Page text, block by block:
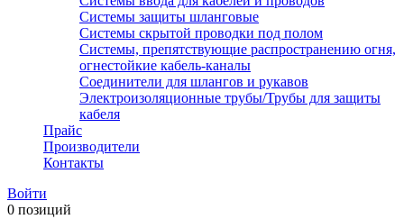
Системы защиты шланговые
Системы скрытой проводки под полом
Системы, препятствующие распространению огня,
огнестойкие кабель-каналы
Соединители для шлангов и рукавов
Электроизоляционные трубы/Трубы для защиты
кабеля
Прайс
Производители
Контакты
Войти
0 позиций